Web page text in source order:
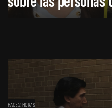
HACE 2 HORAS